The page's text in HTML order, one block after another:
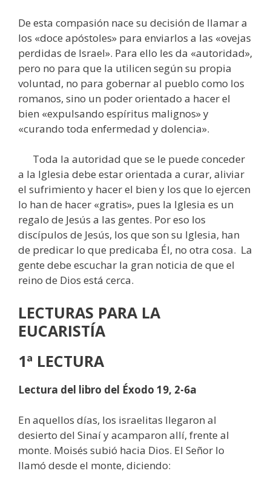
De esta compasión nace su decisión de llamar a
los «doce apóstoles» para enviarlos a las «ovejas
perdidas de Israel». Para ello les da «autoridad»,
pero no para que la utilicen según su propia
voluntad, no para gobernar al pueblo como los
romanos, sino un poder orientado a hacer el
bien «expulsando espíritus malignos» y
«curando toda enfermedad y dolencia».
Toda la autoridad que se le puede conceder
a la Iglesia debe estar orientada a curar, aliviar
el sufrimiento y hacer el bien y los que lo ejercen
lo han de hacer «gratis», pues la Iglesia es un
regalo de Jesús a las gentes. Por eso los
discípulos de Jesús, los que son su Iglesia, han
de predicar lo que predicaba Él, no otra cosa. La
gente debe escuchar la gran noticia de que el
reino de Dios está cerca.
LECTURAS PARA LA
EUCARISTÍA
1ª LECTURA
Lectura del libro del Éxodo 19, 2-6a
En aquellos días, los israelitas llegaron al
desierto del Sinaí y acamparon allí, frente al
monte. Moisés subió hacia Dios. El Señor lo
llamó desde el monte, diciendo: